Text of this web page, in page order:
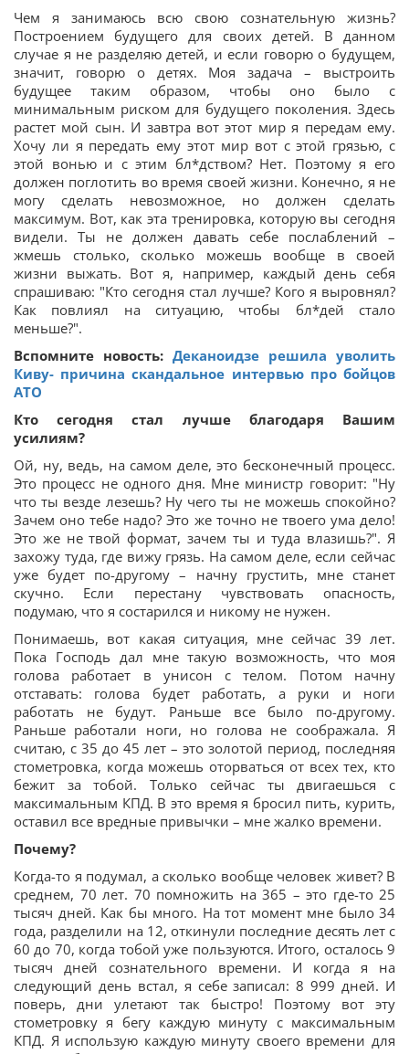
Чем я занимаюсь всю свою сознательную жизнь?
Построением будущего для своих детей. В данном
случае я не разделяю детей, и если говорю о будущем,
значит, говорю о детях. Моя задача – выстроить
будущее таким образом, чтобы оно было с
минимальным риском для будущего поколения. Здесь
растет мой сын. И завтра вот этот мир я передам ему.
Хочу ли я передать ему этот мир вот с этой грязью, с
этой вонью и с этим бл*дством? Нет. Поэтому я его
должен поглотить во время своей жизни. Конечно, я не
могу сделать невозможное, но должен сделать
максимум. Вот, как эта тренировка, которую вы сегодня
видели. Ты не должен давать себе послаблений –
жмешь столько, сколько можешь вообще в своей
жизни выжать. Вот я, например, каждый день себя
спрашиваю: "Кто сегодня стал лучше? Кого я выровнял?
Как повлиял на ситуацию, чтобы бл*дей стало
меньше?".
Вспомните новость: Деканоидзе решила уволить
Киву- причина скандальное интервью про бойцов
АТО
Кто сегодня стал лучше благодаря Вашим
усилиям?
Ой, ну, ведь, на самом деле, это бесконечный процесс.
Это процесс не одного дня. Мне министр говорит: "Ну
что ты везде лезешь? Ну чего ты не можешь спокойно?
Зачем оно тебе надо? Это же точно не твоего ума дело!
Это же не твой формат, зачем ты и туда влазишь?". Я
захожу туда, где вижу грязь. На самом деле, если сейчас
уже будет по-другому – начну грустить, мне станет
скучно. Если перестану чувствовать опасность,
подумаю, что я состарился и никому не нужен.
Понимаешь, вот какая ситуация, мне сейчас 39 лет.
Пока Господь дал мне такую возможность, что моя
голова работает в унисон с телом. Потом начну
отставать: голова будет работать, а руки и ноги
работать не будут. Раньше все было по-другому.
Раньше работали ноги, но голова не соображала. Я
считаю, с 35 до 45 лет – это золотой период, последняя
стометровка, когда можешь оторваться от всех тех, кто
бежит за тобой. Только сейчас ты двигаешься с
максимальным КПД. В это время я бросил пить, курить,
оставил все вредные привычки – мне жалко времени.
Почему?
Когда-то я подумал, а сколько вообще человек живет? В
среднем, 70 лет. 70 помножить на 365 – это где-то 25
тысяч дней. Как бы много. На тот момент мне было 34
года, разделили на 12, откинули последние десять лет с
60 до 70, когда тобой уже пользуются. Итого, осталось 9
тысяч дней сознательного времени. И когда я на
следующий день встал, я себе записал: 8 999 дней. И
поверь, дни улетают так быстро! Поэтому вот эту
стометровку я бегу каждую минуту с максимальным
КПД. Я использую каждую минуту своего времени для